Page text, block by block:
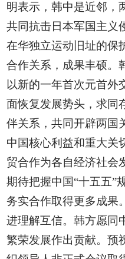
明表示，韩中是近邻，
共同抗击日本军国主义
在华独立运动旧址的保
合作关系，成果丰硕。
以新的一年首次元首外
面恢复发展势头，求同
伴关系，共同开辟两国
中国核心利益和重大关
贸合作为各自经济社会
期待把握中国“十五五”
务实合作取得更多成果
进理解互信。韩方愿同
繁荣发展作出贡献。预